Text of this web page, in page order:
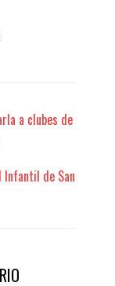
a clubes de
Infantil de San